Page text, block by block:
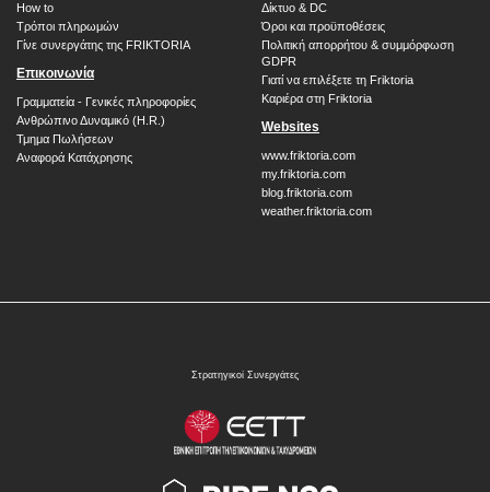
How to
Τρόποι πληρωμών
Γίνε συνεργάτης της FRIKTORIA
Επικοινωνία
Γραμματεία - Γενικές πληροφορίες
Ανθρώπινο Δυναμικό (H.R.)
Τμημα Πωλήσεων
Αναφορά Κατάχρησης
Δίκτυο & DC
Όροι και προϋποθέσεις
Πολιτική απορρήτου & συμμόρφωση
GDPR
Γιατί να επιλέξετε τη Friktoria
Καριέρα στη Friktoria
Websites
www.friktoria.com
my.friktoria.com
blog.friktoria.com
weather.friktoria.com
Στρατηγικοί Συνεργάτες